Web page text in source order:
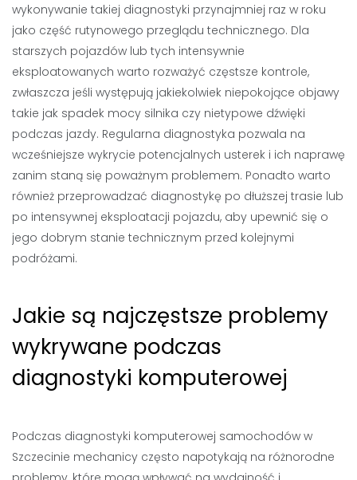
wykonywanie takiej diagnostyki przynajmniej raz w roku
jako część rutynowego przeglądu technicznego. Dla
starszych pojazdów lub tych intensywnie
eksploatowanych warto rozważyć częstsze kontrole,
zwłaszcza jeśli występują jakiekolwiek niepokojące objawy
takie jak spadek mocy silnika czy nietypowe dźwięki
podczas jazdy. Regularna diagnostyka pozwala na
wcześniejsze wykrycie potencjalnych usterek i ich naprawę
zanim staną się poważnym problemem. Ponadto warto
również przeprowadzać diagnostykę po dłuższej trasie lub
po intensywnej eksploatacji pojazdu, aby upewnić się o
jego dobrym stanie technicznym przed kolejnymi
podróżami.
Jakie są najczęstsze problemy
wykrywane podczas
diagnostyki komputerowej
Podczas diagnostyki komputerowej samochodów w
Szczecinie mechanicy często napotykają na różnorodne